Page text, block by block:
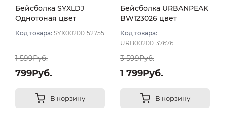
Бейсболка SYXLDJ
Однотоная цвет
размер 57-58
Код товара: SYX00200152755
1 599Руб.
799Руб.
В корзину
Бейсболка URBANPEAK
BW123026 цвет
Код товара:
URB00200137676
3 599Руб.
1 799Руб.
В корзину